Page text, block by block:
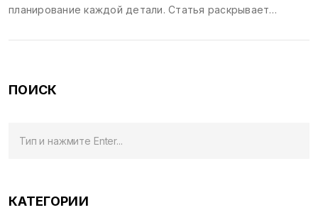
планирование каждой детали. Статья раскрывает
аспектах и интересных фактах. От конференций до
сценариев и узнайте, как превратить каждое
ПОИСК
КАТЕГОРИИ